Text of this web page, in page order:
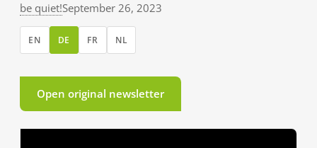
be quiet!September 26, 2023
EN DE FR NL
Open original newsletter